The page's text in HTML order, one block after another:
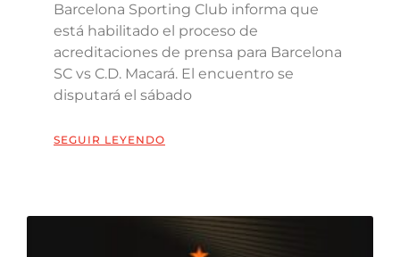
Barcelona Sporting Club informa que
está habilitado el proceso de
acreditaciones de prensa para Barcelona
SC vs C.D. Macará. El encuentro se
disputará el sábado
SEGUIR LEYENDO